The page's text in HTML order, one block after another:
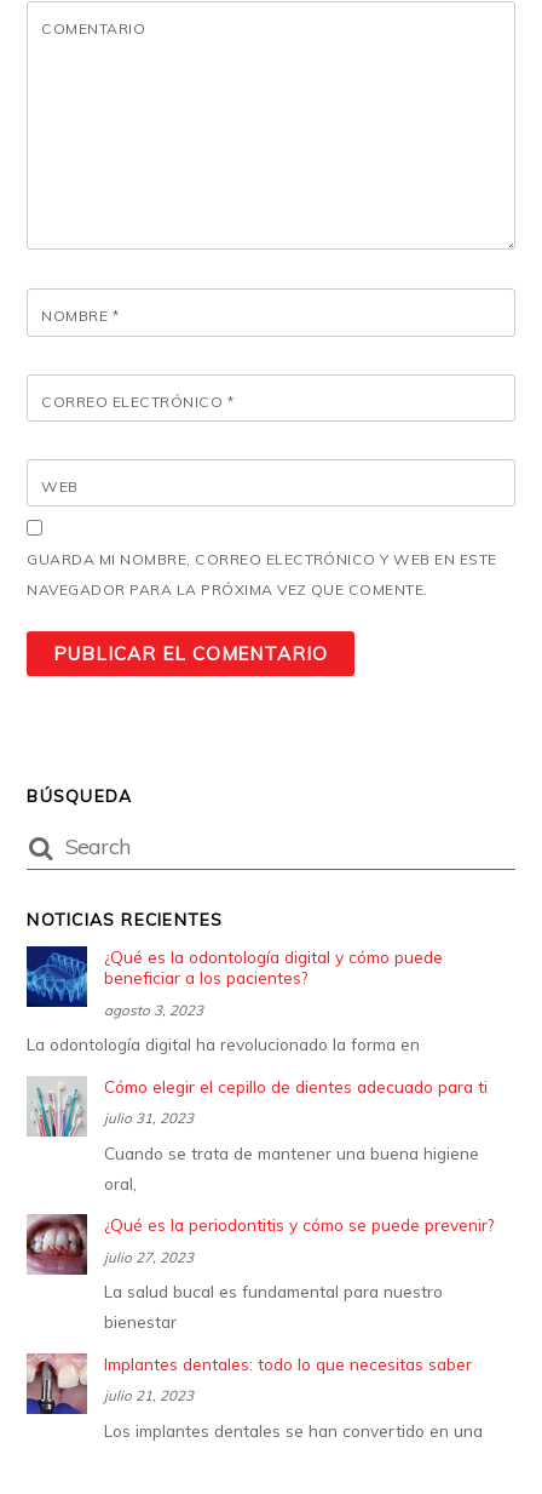
COMENTARIO
NOMBRE *
CORREO ELECTRÓNICO *
WEB
GUARDA MI NOMBRE, CORREO ELECTRÓNICO Y WEB EN ESTE
NAVEGADOR PARA LA PRÓXIMA VEZ QUE COMENTE.
BÚSQUEDA
NOTICIAS RECIENTES
¿Qué es la odontología digital y cómo puede
beneficiar a los pacientes?
agosto 3, 2023
La odontología digital ha revolucionado la forma en
Cómo elegir el cepillo de dientes adecuado para ti
julio 31, 2023
Cuando se trata de mantener una buena higiene
oral,
¿Qué es la periodontitis y cómo se puede prevenir?
julio 27, 2023
La salud bucal es fundamental para nuestro
bienestar
Implantes dentales: todo lo que necesitas saber
julio 21, 2023
Los implantes dentales se han convertido en una